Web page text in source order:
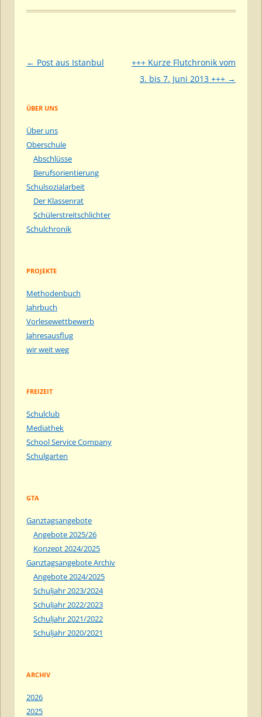
Beitragsnavigation
← Post aus Istanbul
+++ Kurze Flutchronik vom
3. bis 7. Juni 2013 +++ →
ÜBER UNS
Über uns
Oberschule
Abschlüsse
Berufsorientierung
Schulsozialarbeit
Der Klassenrat
Schülerstreitschlichter
Schulchronik
PROJEKTE
Methodenbuch
Jahrbuch
Vorlesewettbewerb
Jahresausflug
wir weit weg
FREIZEIT
Schulclub
Mediathek
School Service Company
Schulgarten
GTA
Ganztagsangebote
Angebote 2025/26
Konzept 2024/2025
Ganztagsangebote Archiv
Angebote 2024/2025
Schuljahr 2023/2024
Schuljahr 2022/2023
Schuljahr 2021/2022
Schuljahr 2020/2021
ARCHIV
2026
2025